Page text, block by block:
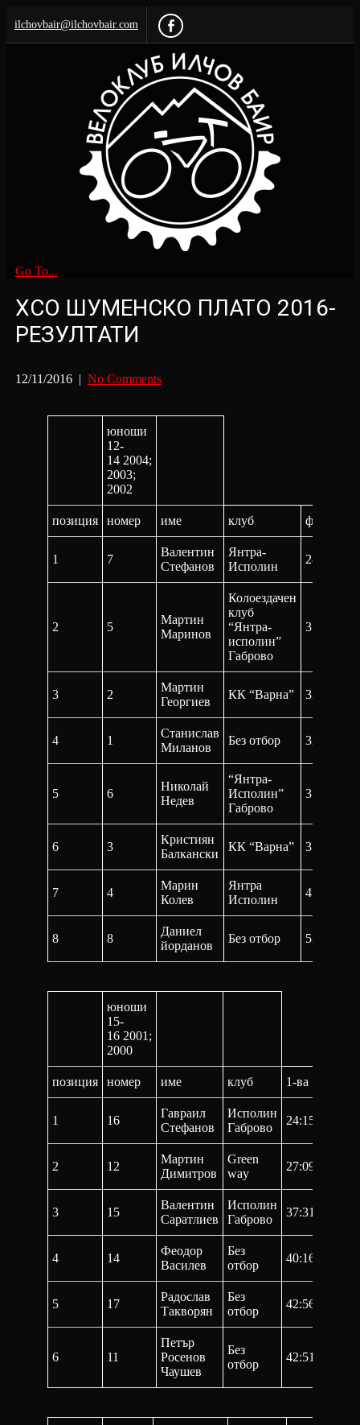
ilchovbair@ilchovbair.com
Go To...
XCO ШУМЕНСКО ПЛАТО 2016-
РЕЗУЛТАТИ
12/11/2016 | No Comments
юноши
12-
14 2004;
2003;
2002
позиция номер име клуб финал
1 7
Валентин
Стефанов
Янтра-
Исполин
28:42,1
2 5
Мартин
Маринов
Колоездачен
клуб
“Янтра-
исполин”
Габрово
31:45,5
3 2
Мартин
Георгиев
КК “Варна” 32:47,5
4 1
Станислав
Миланов
Без отбор 32:55,9
5 6
Николай
Недев
“Янтра-
Исполин”
Габрово
35:12,0
6 3
Кристиян
Балкански
КК “Варна” 35:12,5
7 4
Марин
Колев
Янтра
Исполин
41:49,1
8 8
Даниел
йорданов
Без отбор 53:06,3
юноши
15-
16 2001;
2000
позиция номер име клуб 1-ва
1 16
Гавраил
Стефанов
Исполин
Габрово
24:15,1
2 12
Мартин
Димитров
Green
way
27:09,2
3 15
Валентин
Саратлиев
Исполин
Габрово
37:31,6
4 14
Феодор
Василев
Без
отбор
40:16,7
5 17
Радослав
Такворян
Без
отбор
42:56,8
6 11
Петър
Росенов
Чаушев
Без
отбор
42:51,0